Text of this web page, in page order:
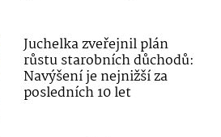
Juchelka zveřejnil plán
růstu starobních důchodů:
Navýšení je nejnižší za
posledních 10 let